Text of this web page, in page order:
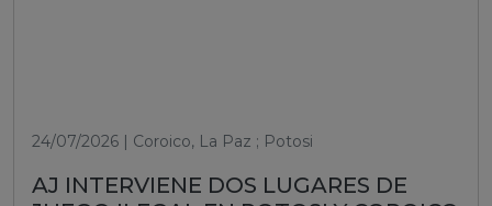
24/07/2026 | Coroico, La Paz ; Potosi
AJ INTERVIENE DOS LUGARES DE